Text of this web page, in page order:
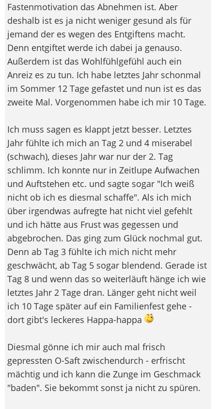
Fastenmotivation das Abnehmen ist. Aber
deshalb ist es ja nicht weniger gesund als für
jemand der es wegen des Entgiftens macht.
Denn entgiftet werde ich dabei ja genauso.
Außerdem ist das Wohlfühlgefühl auch ein
Anreiz es zu tun. Ich habe letztes Jahr schonmal
im Sommer 12 Tage gefastet und nun ist es das
zweite Mal. Vorgenommen habe ich mir 10 Tage.
Ich muss sagen es klappt jetzt besser. Letztes
Jahr fühlte ich mich an Tag 2 und 4 miserabel
(schwach), dieses Jahr war nur der 2. Tag
schlimm. Ich konnte nur in Zeitlupe Aufwachen
und Auftstehen etc. und sagte sogar "Ich weiß
nicht ob ich es diesmal schaffe". Als ich mich
über irgendwas aufregte hat nicht viel gefehlt
und ich hätte aus Frust was gegessen und
abgebrochen. Das ging zum Glück nochmal gut.
Denn ab Tag 3 fühlte ich mich nicht mehr
geschwächt, ab Tag 5 sogar blendend. Gerade ist
Tag 8 und wenn das so weiterläuft hänge ich wie
letztes Jahr 2 Tage dran. Länger geht nicht weil
ich 10 Tage später auf ein Familienfest gehe -
dort gibt's leckeres Happa-happa
Diesmal gönne ich mir auch mal frisch
gepressten O-Saft zwischendurch - erfrischt
mächtig und ich kann die Zunge im Geschmack
"baden". Sie bekommt sonst ja nicht zu spüren.